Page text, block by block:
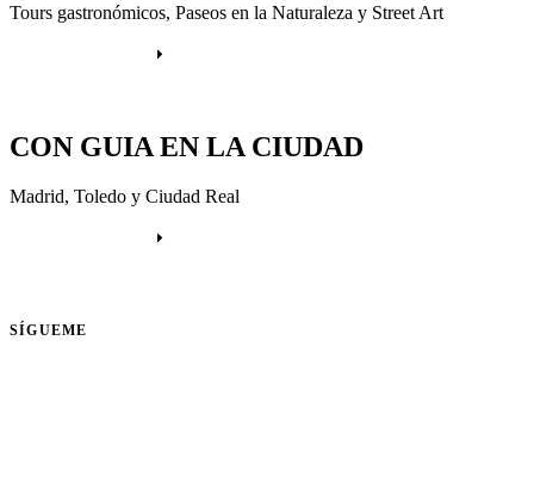
Tours gastronómicos, Paseos en la Naturaleza y Street Art
CON GUIA EN LA CIUDAD
Madrid, Toledo y Ciudad Real
SÍGUEME